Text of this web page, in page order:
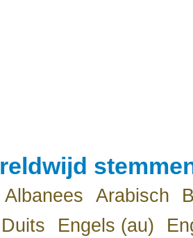
Albanees Arabisch
Duits Engels (au)